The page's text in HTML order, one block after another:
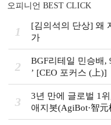
오피니언 BEST CLICK
1
[김의석의 단상] 왜
가
2
BGF리테일 민승배,
ʼ [CEO 포커스 (上)]
3
3년 만에 글로벌 1
애지봇(AgiBot·智
의 中 첨단기업 리